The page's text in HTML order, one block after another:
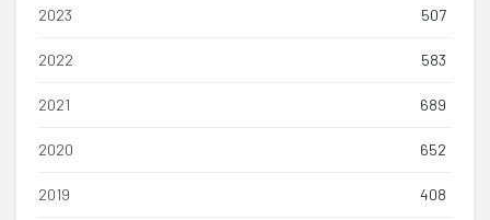
2023 507
2022 583
2021 689
2020 652
2019 408